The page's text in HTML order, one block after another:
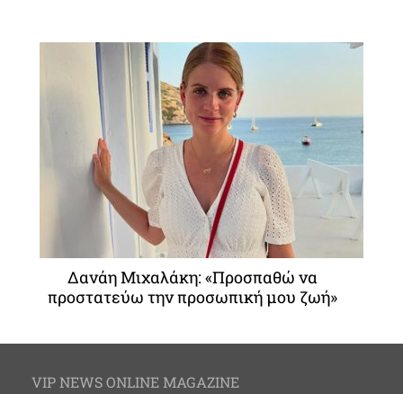
Δανάη Μιχαλάκη: «Προσπαθώ να
προστατεύω την προσωπική μου ζωή»
VIP NEWS ONLINE MAGAZINE